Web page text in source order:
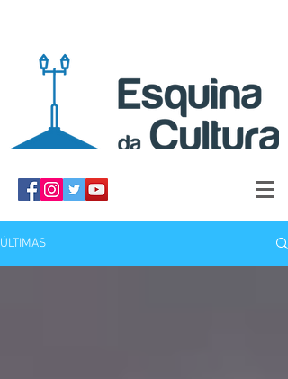
ÚLTIMAS